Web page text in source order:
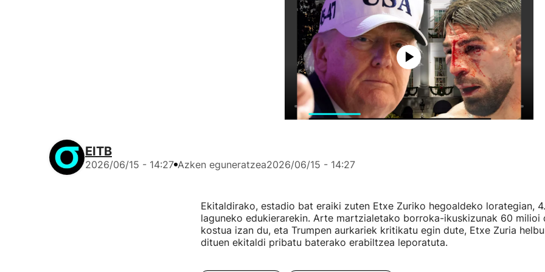
EITB
2026/06/15 - 14:27 Azken eguneratzea2026/06/15 - 14:27
Ekitaldirako, estadio bat eraiki zuten Etxe Zuriko hegoaldeko lorategian,
laguneko edukierarekin. Arte martzialetako borroka-ikuskizunak 60 milioi
kostua izan du, eta Trumpen aurkariek kritikatu egin dute, Etxe Zuria
dituen ekitaldi pribatu baterako erabiltzea leporatuta.